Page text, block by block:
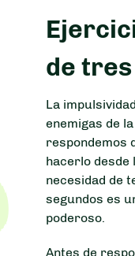
de
La
enemigas de
respondemos
hacerlo desde
necesidad de
segundos es
poderoso.
Antes de